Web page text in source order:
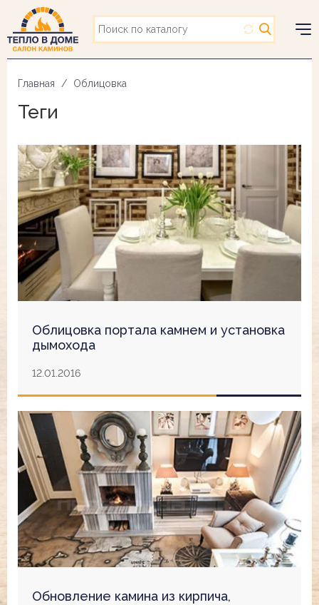
Перейти
основному
содержанию
Главная Облицовка
Теги
Облицовка портала камнем и установка
дымохода
12.01.2016
Обновление камина из кирпича,